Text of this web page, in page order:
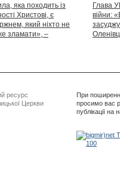
яка походить із
Христові, є
який ніхто не
зламати», –
Глава
війни:
ресурс
Церкви
При
просимо вас
публікації на